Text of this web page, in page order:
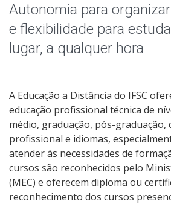
Especialização
Educação a Distância
Processo de Inscrição
Resultados
Autonomia para
e flexibilidade para
lugar, a qualquer hora
A Educação a Distância do IFSC
educação profissional técnica de
médio, graduação, pós-graduação,
profissional e idiomas,
atender às necessidades de
cursos são reconhecidos pelo
(MEC) e oferecem diploma ou
reconhecimento dos cursos